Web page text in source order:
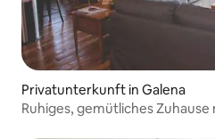
Privatunterkunft in Galena
Ruhiges, gemütliches Zuhause